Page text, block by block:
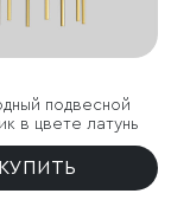
подвесной
в цвете латунь
КУПИТЬ